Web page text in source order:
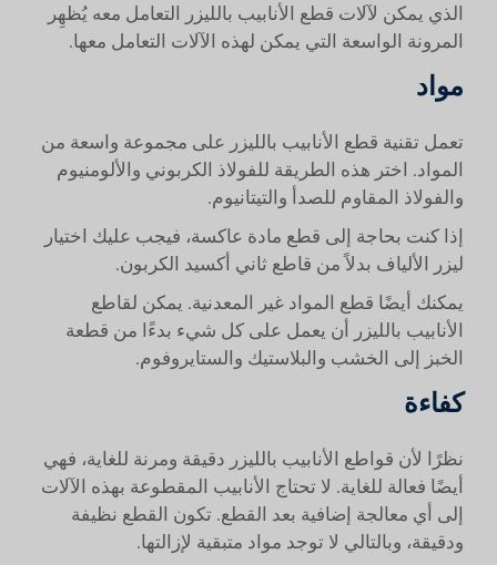
الذي يمكن لآلات قطع الأنابيب بالليزر التعامل معه يُظهِر
المرونة الواسعة التي يمكن لهذه الآلات التعامل معها.
مواد
تعمل تقنية قطع الأنابيب بالليزر على مجموعة واسعة من
المواد. اختر هذه الطريقة للفولاذ الكربوني والألومنيوم
والفولاذ المقاوم للصدأ والتيتانيوم.
إذا كنت بحاجة إلى قطع مادة عاكسة، فيجب عليك اختيار
ليزر الألياف بدلاً من قاطع ثاني أكسيد الكربون.
يمكنك أيضًا قطع المواد غير المعدنية. يمكن لقاطع
الأنابيب بالليزر أن يعمل على كل شيء بدءًا من قطعة
الخبز إلى الخشب والبلاستيك والستايروفوم.
كفاءة
نظرًا لأن قواطع الأنابيب بالليزر دقيقة ومرنة للغاية، فهي
أيضًا فعالة للغاية. لا تحتاج الأنابيب المقطوعة بهذه الآلات
إلى أي معالجة إضافية بعد القطع. تكون القطع نظيفة
ودقيقة، وبالتالي لا توجد مواد متبقية لإزالتها.